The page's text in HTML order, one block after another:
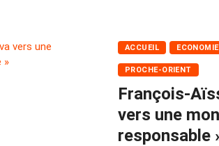
ACCUEIL ECONOMIE
PROCHE-ORIENT
François-
vers une
responsable